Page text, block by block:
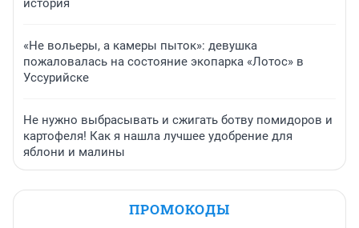
история
«Не вольеры, а камеры пыток»: девушка
пожаловалась на состояние экопарка «Лотос» в
Уссурийске
Не нужно выбрасывать и сжигать ботву помидоров и
картофеля! Как я нашла лучшее удобрение для
яблони и малины
ПРОМОКОДЫ